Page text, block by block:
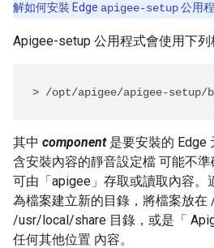
解如何安裝 Edge apigee-setup公用程
Apigee-setup 公用程式會使用下列
> /opt/apigee/apigee-setup/
其中 component是要安裝的 Edge
含安裝內容的靜音設定檔 可能不
可由「apigee」存取或讀取內容。
為檔案建立新的目錄，將檔案放
/usr/local/share 目錄，或是「
任何其他位置 內容。